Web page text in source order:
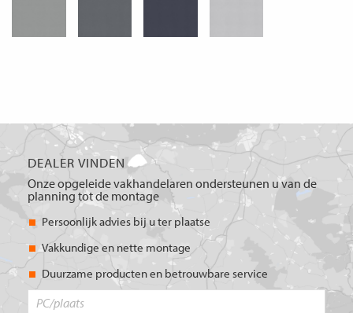
DEALER VINDEN
Onze opgeleide vakhandelaren ondersteunen u van de
planning tot de montage
Persoonlijk advies bij u ter plaatse
Vakkundige en nette montage
Duurzame producten en betrouwbare service